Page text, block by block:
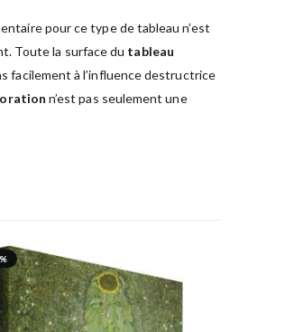
pour ce type de tableau n’est
Toute la surface du tableau
facilement à l’influence destructrice
n’est pas seulement une